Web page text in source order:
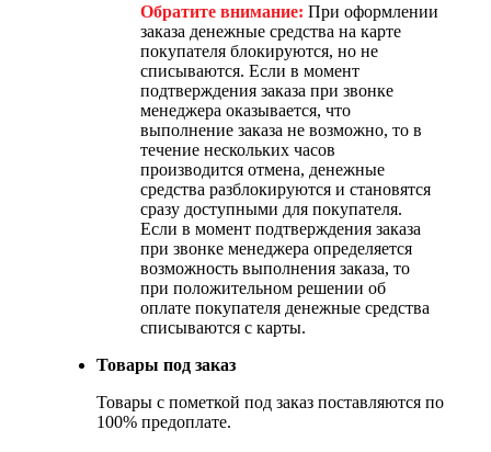
Обратите внимание: При оформлении
заказа денежные средства на карте
покупателя блокируются, но не
списываются. Если в момент
подтверждения заказа при звонке
менеджера оказывается, что
выполнение заказа не возможно, то в
течение нескольких часов
производится отмена, денежные
средства разблокируются и становятся
сразу доступными для покупателя.
Если в момент подтверждения заказа
при звонке менеджера определяется
возможность выполнения заказа, то
при положительном решении об
оплате покупателя денежные средства
списываются с карты.
Товары под заказ
Товары с пометкой под заказ поставляются по
100% предоплате.